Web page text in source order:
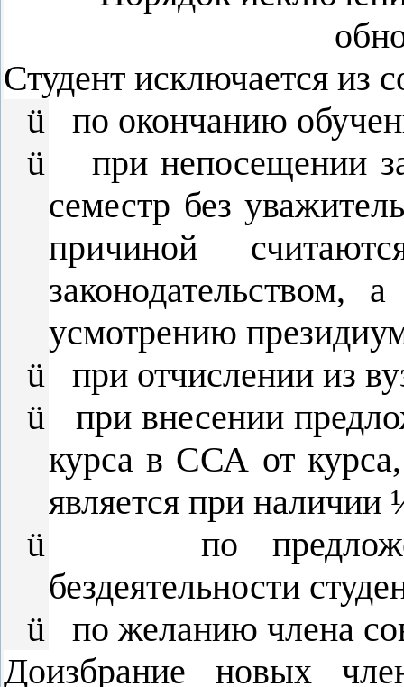
Студент исключается из
ü
по окончанию
ü
при непосещении
семестр без
причиной
законодательством,
усмотрению
ü
при отчислении из
ü
при внесении
курса в ССА от курса,
является при наличии
ü
по
бездеятельности
ü
по желанию члена
Доизбрание новых